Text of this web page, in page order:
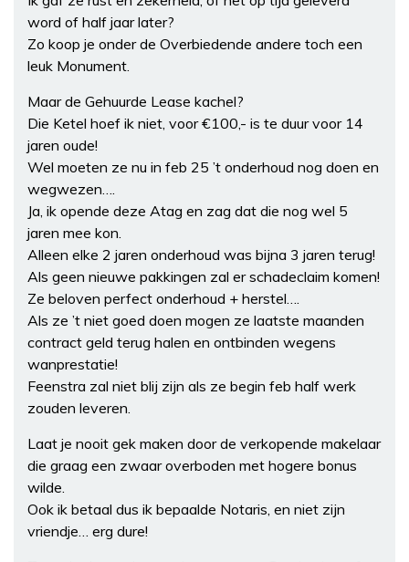
word of half jaar later?
Zo koop je onder de Overbiedende andere toch een
leuk Monument.
Maar de Gehuurde Lease kachel?
Die Ketel hoef ik niet, voor €100,- is te duur voor 14
jaren oude!
Wel moeten ze nu in feb 25 ’t onderhoud nog doen en
wegwezen….
Ja, ik opende deze Atag en zag dat die nog wel 5
jaren mee kon.
Alleen elke 2 jaren onderhoud was bijna 3 jaren terug!
Als geen nieuwe pakkingen zal er schadeclaim komen!
Ze beloven perfect onderhoud + herstel….
Als ze ’t niet goed doen mogen ze laatste maanden
contract geld terug halen en ontbinden wegens
wanprestatie!
Feenstra zal niet blij zijn als ze begin feb half werk
zouden leveren.
Laat je nooit gek maken door de verkopende makelaar
die graag een zwaar overboden met hogere bonus
wilde.
Ook ik betaal dus ik bepaalde Notaris, en niet zijn
vriendje… erg dure!